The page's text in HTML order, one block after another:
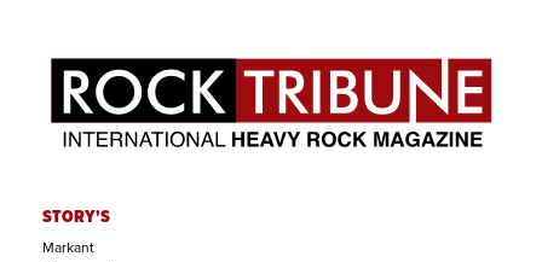
STORY'S
Markant